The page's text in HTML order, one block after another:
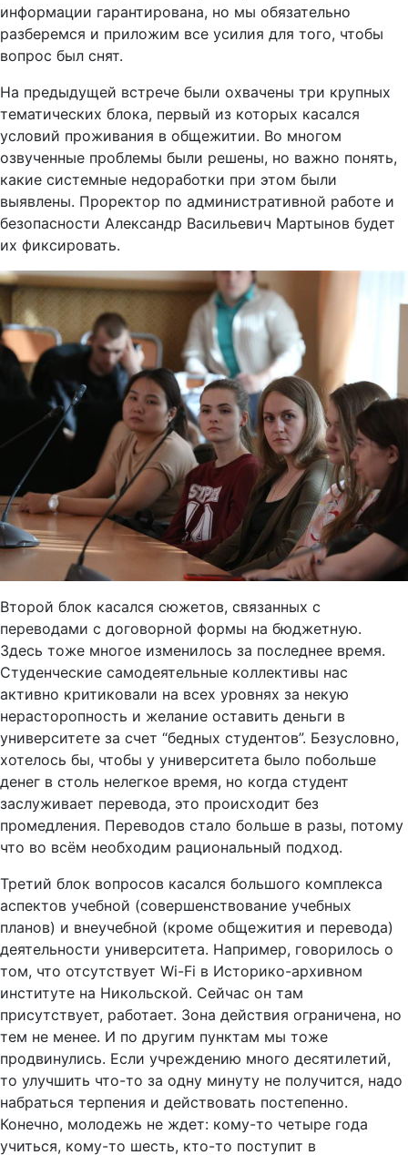
информации гарантирована, но мы обязательно
разберемся и приложим все усилия для того, чтобы
вопрос был снят.
На предыдущей встрече были охвачены три крупных
тематических блока, первый из которых касался
условий проживания в общежитии. Во многом
озвученные проблемы были решены, но важно понять,
какие системные недоработки при этом были
выявлены. Проректор по административной работе и
безопасности Александр Васильевич Мартынов будет
их фиксировать.
Второй блок касался сюжетов, связанных с
переводами с договорной формы на бюджетную.
Здесь тоже многое изменилось за последнее время.
Студенческие самодеятельные коллективы нас
активно критиковали на всех уровнях за некую
нерасторопность и желание оставить деньги в
университете за счет “бедных студентов”. Безусловно,
хотелось бы, чтобы у университета было побольше
денег в столь нелегкое время, но когда студент
заслуживает перевода, это происходит без
промедления. Переводов стало больше в разы, потому
что во всём необходим рациональный подход.
Третий блок вопросов касался большого комплекса
аспектов учебной (совершенствование учебных
планов) и внеучебной (кроме общежития и перевода)
деятельности университета. Например, говорилось о
том, что отсутствует Wi-Fi в Историко-архивном
институте на Никольской. Сейчас он там
присутствует, работает. Зона действия ограничена, но
тем не менее. И по другим пунктам мы тоже
продвинулись. Если учреждению много десятилетий,
то улучшить что-то за одну минуту не получится, надо
набраться терпения и действовать постепенно.
Конечно, молодежь не ждет: кому-то четыре года
учиться, кому-то шесть, кто-то поступит в